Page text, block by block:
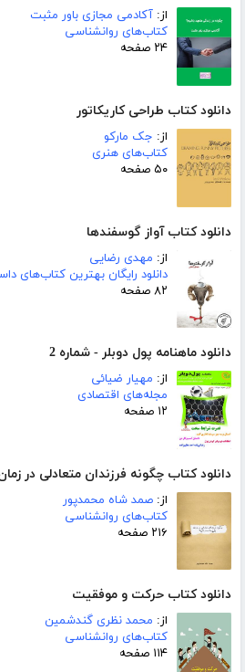
از: آکادمی مجازی باور مثبت
کتاب‌های روانشناسی
۲۴ صفحه
دانلود کتاب طراحی کاریکاتور
از: جک مارکو
کتاب‌های هنری
۵۰ صفحه
دانلود کتاب آواز گوسفندها
از: مهدی رضایی
دانلود رایگان بهترین کتاب‌های
۸۲ صفحه
دانلود ماهنامه پول دوبلر - شماره 2
از: مهیار ضیائی
مجله‌های اقتصادی
۱۲ صفحه
دانلود کتاب چگونه فرزندان متعادلی در
از: صمد شاه محمدپور
کتاب‌های روانشناسی
۲۱۶ صفحه
دانلود کتاب حرکت و موفقیت
از: محمد نظری گندشمین
کتاب‌های روانشناسی
۱۱۴ صفحه